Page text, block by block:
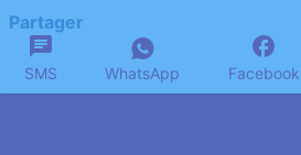
Partager
SMS WhatsApp Facebook